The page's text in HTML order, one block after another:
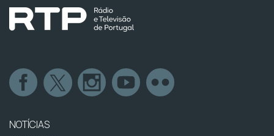
NOTÍCIAS